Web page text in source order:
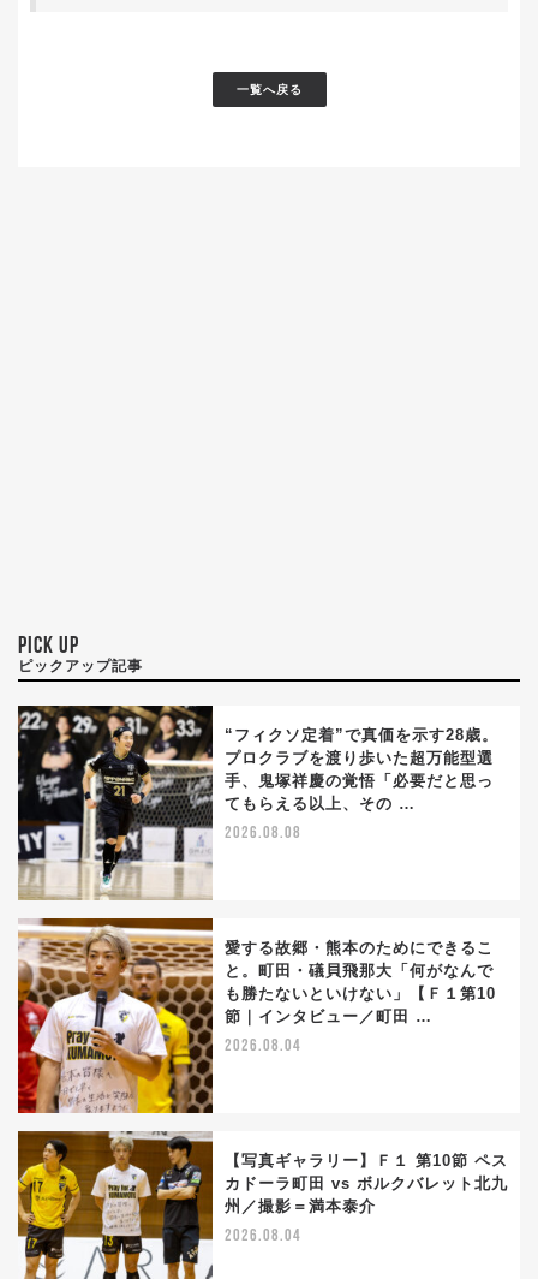
一覧へ戻る
PICK UP
ピックアップ記事
“フィクソ定着”で真価を示す28歳。
プロクラブを渡り歩いた超万能型選
手、鬼塚祥慶の覚悟「必要だと思っ
てもらえる以上、その …
2026.08.08
愛する故郷・熊本のためにできるこ
と。町田・礒貝飛那大「何がなんで
も勝たないといけない」【Ｆ１第10
節｜インタビュー／町田 …
2026.08.04
【写真ギャラリー】Ｆ１ 第10節 ペス
カドーラ町田 vs ボルクバレット北九
州／撮影＝満本泰介
2026.08.04